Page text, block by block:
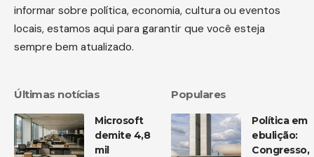
informar sobre política, economia, cultura ou eventos
locais, estamos aqui para garantir que você esteja
sempre bem atualizado.
Últimas notícias
Microsoft
demite 4,8
mil
Populares
Política em
ebulição:
Congresso,